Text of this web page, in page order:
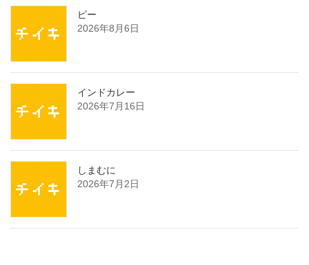
ピー
2026年8月6日
インドカレー
2026年7月16日
しまむに
2026年7月2日